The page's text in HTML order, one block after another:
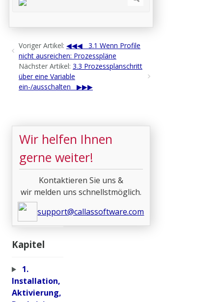
Voriger Artikel:
3.1 Wenn Profile
nicht ausreichen: Prozesspläne
Nächster Artikel: 3.3 Prozessplanschritt
über eine Variable
ein-/ausschalten
Wir helfen Ihnen
gerne weiter!
Kontaktieren Sie uns &
wir melden uns schnellstmöglich.
support@callassoftware.com
Kapitel
1.
Installation,
Aktivierung,